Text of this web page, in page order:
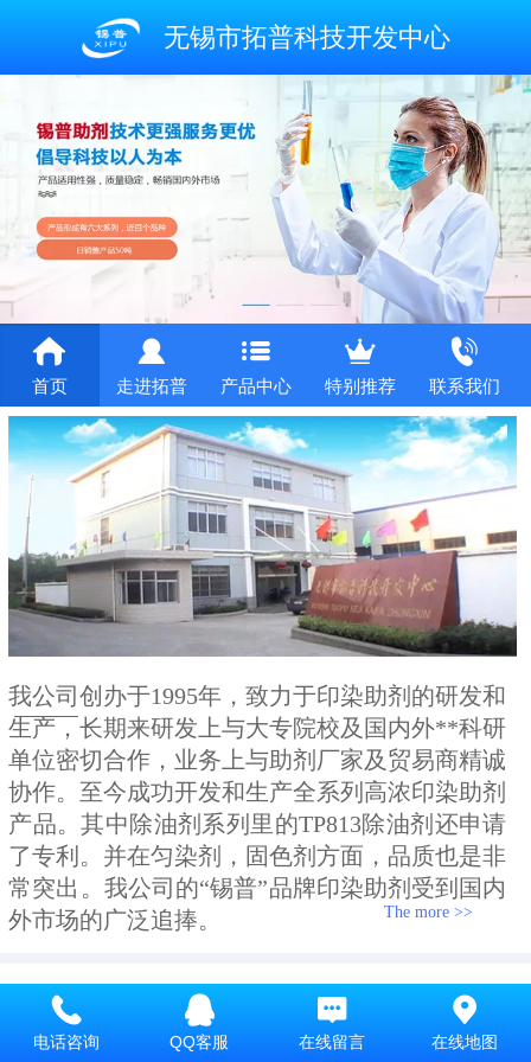
无锡市拓普科技开发中心
首页 走进拓普 产品中心 特别推荐 联系我们
关于我们
我公司创办于1995年，致力于印染助剂的研发和
生产，长期来研发上与大专院校及国内外**科研
单位密切合作，业务上与助剂厂家及贸易商精诚
协作。至今成功开发和生产全系列高浓印染助剂
产品。其中除油剂系列里的TP813除油剂还申请
了专利。并在匀染剂，固色剂方面，品质也是非
常突出。我公司的“锡普”品牌印染助剂受到国内
外市场的广泛追捧。
The more >>
印染助剂
电话咨询 QQ客服 在线留言 在线地图